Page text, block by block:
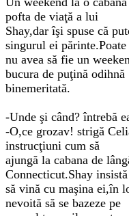
pofta de viaţă a lui
Shay,dar îşi spuse că
singurul ei părinte.Poate
nu avea să fie un
bucura de puţină odihnă
binemeritată.
-Unde şi când? întrebă
-O,ce grozav! strigă
instrucţiuni cum să
ajungă la cabana de
Connecticut.Shay insistă
să vină cu maşina ei,în
nevoită să se bazeze pe